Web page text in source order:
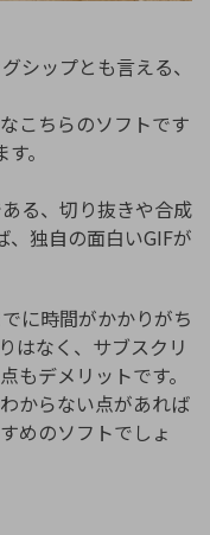
シップとも言える、
こちらのソフトです
。
る、切り抜きや合成
、独自の面白いGIFが
に時間がかかりがち
はなく、サブスクリ
もデメリットです。
からない点があれば
めのソフトでしょ